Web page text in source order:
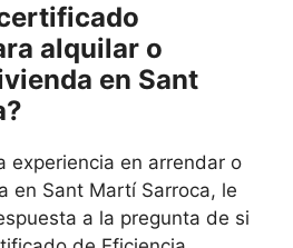
alquilar o
en Sant
experiencia en arrendar o
en Sant Martí Sarroca, le
a la pregunta de si